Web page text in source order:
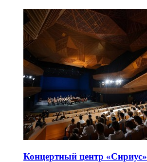
Концертный центр «Сириус»